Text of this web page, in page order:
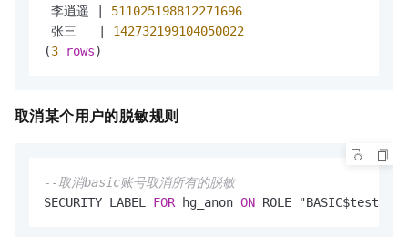
李逍遥
511025198812271696
张三
142732199104050022
(3 rows)
取消某个用户的脱敏规则
--取消basic账号取消所有的脱敏
SECURITY LABEL FOR hg_anon ON ROLE "BASIC$test"